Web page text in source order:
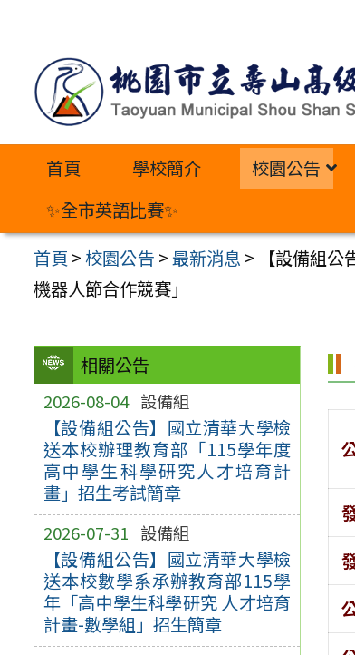
內
首頁 學校簡介 校園公告
✨全市英語比賽✨
首頁 >校園公告 >最新消息 >
【設備組
機器人節合作競賽」
相關公告
2026-08-04 設備組
【設備組公告】國立清華大學檢
送本校辦理教育部「115學年度
高中學生科學研究人才培育計
畫」招生考試簡章
2026-07-31 設備組
【設備組公告】國立清華大學檢
送本校數學系承辦教育部115學
年「高中學生科學研究 人才培育
計畫-數學組」招生簡章